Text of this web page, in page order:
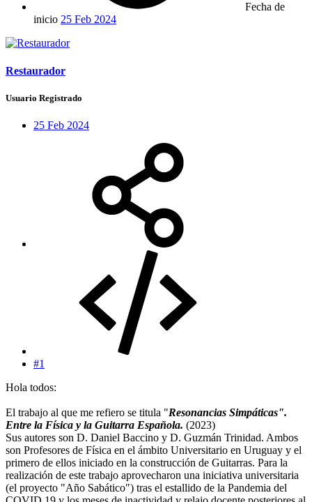
Fecha de
inicio 25 Feb 2024
Restaurador
Usuario Registrado
25 Feb 2024
#1
Hola todos:
El trabajo al que me refiero se titula "Resonancias Simpáticas".
Entre la Física y la Guitarra Española. (2023)
Sus autores son D. Daniel Baccino y D. Guzmán Trinidad. Ambos
son Profesores de Física en el ámbito Universitario en Uruguay y el
primero de ellos iniciado en la construcción de Guitarras. Para la
realización de este trabajo aprovecharon una iniciativa universitaria
(el proyecto "Año Sabático") tras el estallido de la Pandemia del